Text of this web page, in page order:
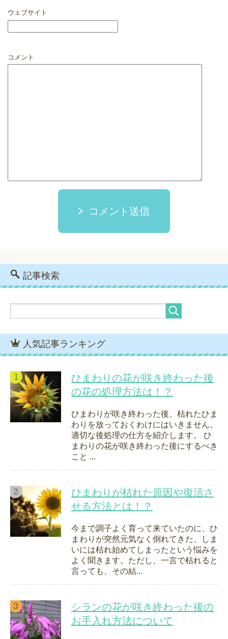
ウェブサイト
コメント
コメント送信
記事検索
人気記事ランキング
ひまわりの花が咲き終わった後
の花の処理方法は！？
ひまわりが咲き終わった後、枯れたひま
わりを放っておくわけにはいきません。
適切な後処理の仕方を紹介します。 ひ
まわりの花が咲き終わった後にするべき
こと ...
ひまわりが枯れた原因や復活さ
せる方法とは！？
今まで調子よく育って来ていたのに、ひ
まわりが突然元気なく倒れてきた、しま
いには枯れ始めてしまったという悩みを
よく聞きます。ただし、一言で枯れると
言っても、その結...
シランの花が咲き終わった後の
お手入れ方法について